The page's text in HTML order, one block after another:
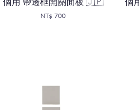
個用 帶邊框開關面板 🇯🇵
NT$ 700
個